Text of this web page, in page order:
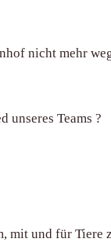
nicht mehr
Teams ?
mit und für Tiere